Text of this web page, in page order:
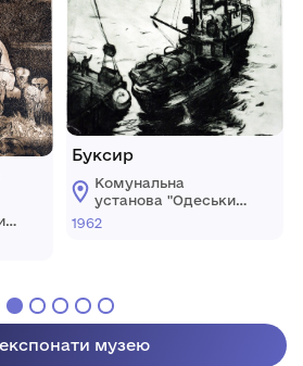
Буксир
Комунальна
установа "Одеський
національний
1962
експонати музею